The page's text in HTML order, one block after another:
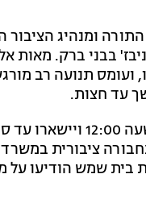
ומנהיג
בבני ברק. מאות
ועומס תנועה רב
עד חצות.
הארצית לתחבורה
בית שמש הודיעו